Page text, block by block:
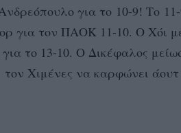
για το 10-9! Το
για τον ΠΑΟΚ 11-10. Ο Χόι
το 13-10. Ο Δικέφαλος
Χιμένες να καρφώνει άουτ